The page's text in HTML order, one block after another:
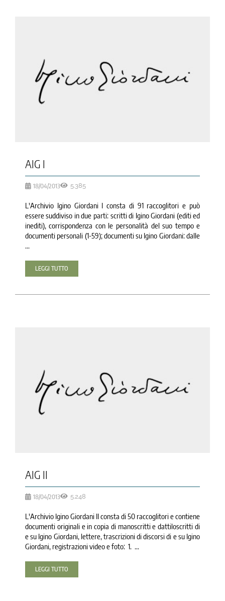
AIG I
18/04/2013 5.385
L'Archivio Igino Giordani I consta di 91 raccoglitori e può
essere suddiviso in due parti: scritti di Igino Giordani (editi ed
inediti), corrispondenza con le personalità del suo tempo e
documenti personali (1-59); documenti su Igino Giordani: dalle
...
LEGGI TUTTO
AIG II
18/04/2013 5.248
L'Archivio Igino Giordani II consta di 50 raccoglitori e contiene
documenti originali e in copia di manoscritti e dattiloscritti di
e su Igino Giordani, lettere, trascrizioni di discorsi di e su Igino
Giordani, registrazioni video e foto: 1. ...
LEGGI TUTTO